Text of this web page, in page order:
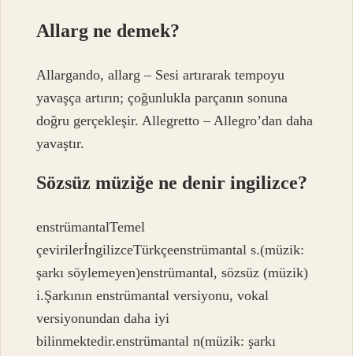
Allarg ne demek?
Allargando, allarg – Sesi artırarak tempoyu
yavaşça artırın; çoğunlukla parçanın sonuna
doğru gerçekleşir. Allegretto – Allegro’dan daha
yavaştır.
Sözsüz müziğe ne denir ingilizce?
enstrümantalTemel
çevirilerİngilizceTürkçeenstrümantal s.(müzik:
şarkı söylemeyen)enstrümantal, sözsüz (müzik)
i.Şarkının enstrümantal versiyonu, vokal
versiyonundan daha iyi
bilinmektedir.enstrümantal n(müzik: şarkı